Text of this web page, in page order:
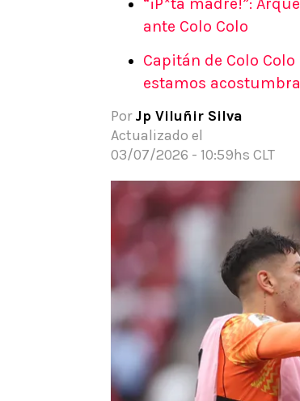
Pronósticos
Apuesta del día
Apuestas Mundial 2026
ante Colo Colo
Capitán de Colo
estamos
Por Jp Viluñir Silva
Actualizado el
03/07/2026 - 10:59hs CLT